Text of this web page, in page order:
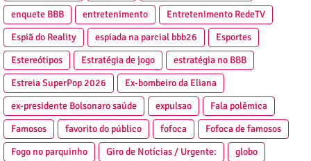
enquete BBB
entretenimento
Entretenimento RedeTV
Espiã do Reality
espiada na parcial bbb26
Esportes
Estereótipos
Estratégia de jogo
estratégia no BBB
Estreia SuperPop 2026
Ex-bombeiro da Eliana
ex-presidente Bolsonaro saúde
expulsao
Fala polêmica
Famosos
favorito do público fofoca
Fofoca de famosos
Fogo no parquinho
Giro de Notícias / Urgente: globo